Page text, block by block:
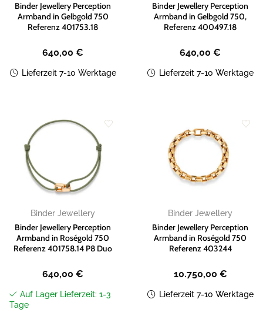
Binder Jewellery Perception
Armband in Gelbgold 750
Referenz 401753.18
640,00 €
Lieferzeit 7-10 Werktage
Binder Jewellery Perception
Armband in Gelbgold 750,
Referenz 400497.18
640,00 €
Lieferzeit 7-10 Werktage
Zur
Wunschliste
hinzufügen
Binder Jewellery
Binder Jewellery Perception
Armband in Roségold 750
Referenz 401758.14 P8 Duo
640,00 €
Auf Lager Lieferzeit: 1-3
Tage
Zur
Wunschliste
hinzufügen
Binder Jewellery
Binder Jewellery Perception
Armband in Roségold 750
Referenz 403244
10.750,00 €
Lieferzeit 7-10 Werktage